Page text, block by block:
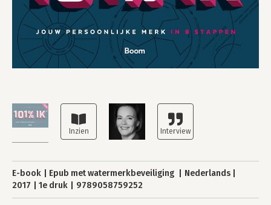
E-book Epub met watermerkbeveiliging
Nederlands
2017
1e druk 9789058759252